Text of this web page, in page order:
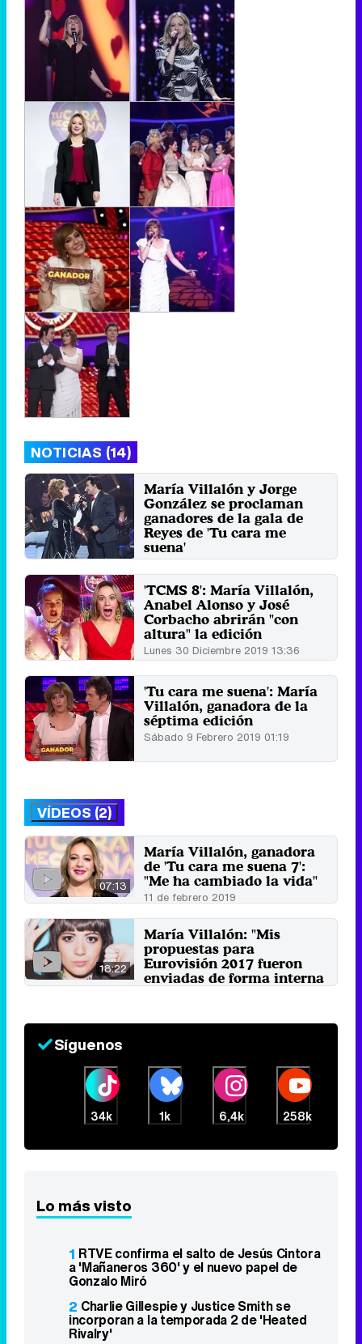
NOTICIAS (14)
María Villalón y Jorge
González se proclaman
ganadores de la gala de
Reyes de 'Tu cara me
suena'
Sábado 7 Enero 2023 11:42
'TCMS 8': María Villalón,
Anabel Alonso y José
Corbacho abrirán "con
altura" la edición
Lunes 30 Diciembre 2019 13:36
'Tu cara me suena': María
Villalón, ganadora de la
séptima edición
Sábado 9 Febrero 2019 01:19
VÍDEOS (2)
07:13
María Villalón, ganadora
de 'Tu cara me suena 7':
"Me ha cambiado la vida"
11 de febrero 2019
18:22
María Villalón: "Mis
propuestas para
Eurovisión 2017 fueron
enviadas de forma interna
y han sido recibidas"
Síguenos
34k 1k 6,4k 258k
Lo más visto
1 RTVE confirma el salto de Jesús Cintora
a 'Mañaneros 360' y el nuevo papel de
Gonzalo Miró
2 Charlie Gillespie y Justice Smith se
incorporan a la temporada 2 de 'Heated
Rivalry'